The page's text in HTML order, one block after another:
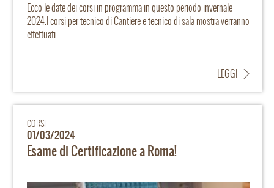
Ecco le date dei corsi in programma in questo periodo invernale
2024.I corsi per tecnico di Cantiere e tecnico di sala mostra verranno
effettuati...
LEGGI
CORSI
01/03/2024
Esame di Certificazione a Roma!